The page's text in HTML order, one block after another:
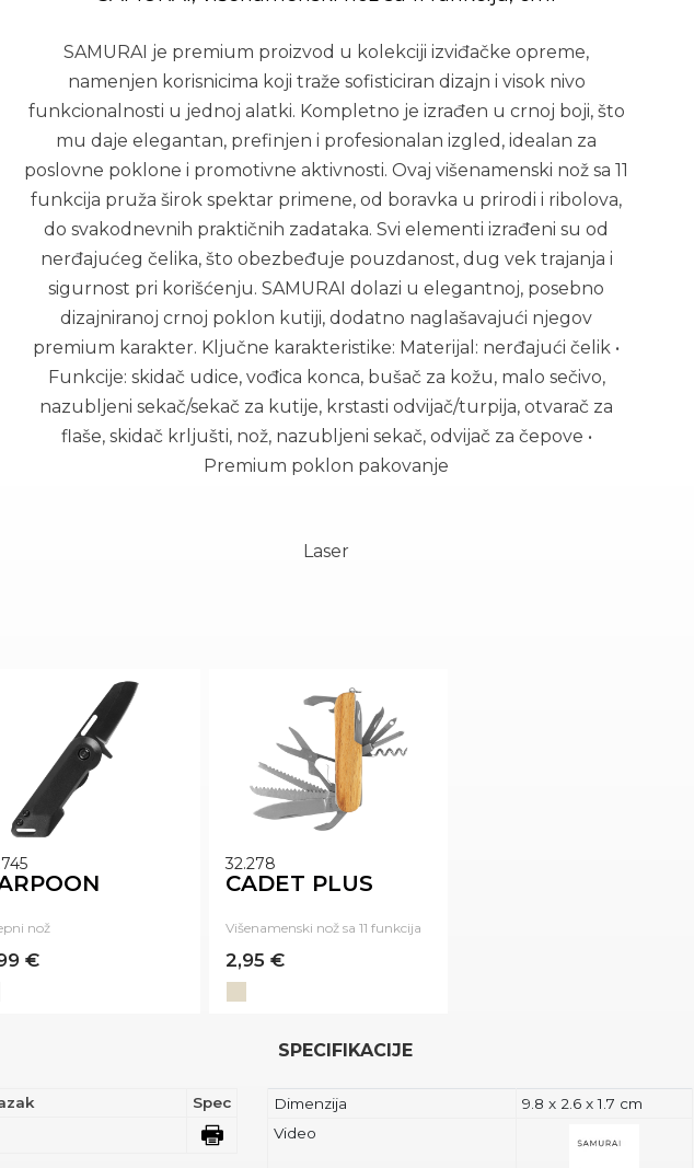
SAMURAI je premium proizvod u kolekciji izviđačke opreme,
namenjen korisnicima koji traže sofisticiran dizajn i visok nivo
funkcionalnosti u jednoj alatki. Kompletno je izrađen u crnoj boji, što
mu daje elegantan, prefinjen i profesionalan izgled, idealan za
poslovne poklone i promotivne aktivnosti. Ovaj višenamenski nož sa 11
funkcija pruža širok spektar primene, od boravka u prirodi i ribolova,
do svakodnevnih praktičnih zadataka. Svi elementi izrađeni su od
nerđajućeg čelika, što obezbeđuje pouzdanost, dug vek trajanja i
sigurnost pri korišćenju. SAMURAI dolazi u elegantnoj, posebno
dizajniranoj crnoj poklon kutiji, dodatno naglašavajući njegov
premium karakter. Ključne karakteristike: Materijal: nerđajući čelik •
Funkcije: skidač udice, vođica konca, bušač za kožu, malo sečivo,
nazubljeni sekač/sekač za kutije, krstasti odvijač/turpija, otvarač za
flaše, skidač krljušti, nož, nazubljeni sekač, odvijač za čepove •
Premium poklon pakovanje
Laser
nož
€
32.278
CADET PLUS
Višenamenski nož sa 11 funkcija
2,95 €
Spec
SPECIFIKACIJE
Dimenzija
9.8 x 2.6 x 1.7 cm
Video